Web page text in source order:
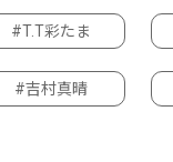
#T.T彩たま
#吉村真晴